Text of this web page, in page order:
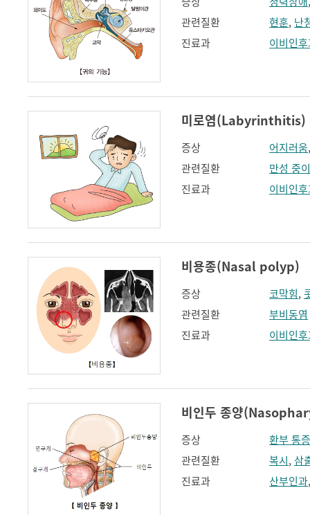
관련질환
현훈, 난
진료과
이비인
미로염(Labyrinthitis)
증상 어지러움
관련질환
만성 중
진료과
이비인
비용종(Nasal polyp)
증상 코막힘,
관련질환
부비동염
진료과
이비인
비인두 종양
증상
환부 통
관련질환
복시, 삼
진료과
산부인과